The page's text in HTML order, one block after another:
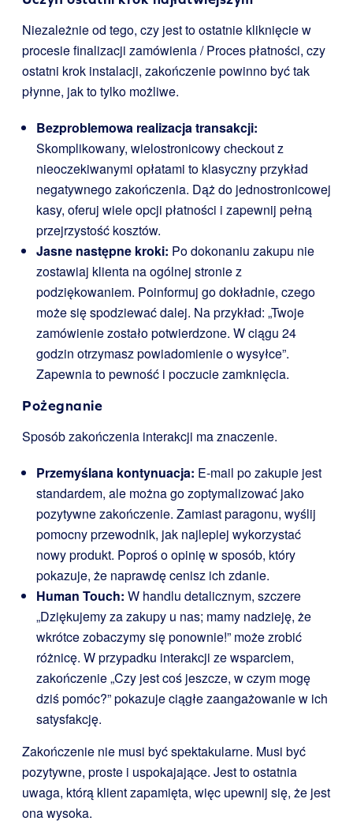
Niezależnie od tego, czy jest to ostatnie kliknięcie w
procesie finalizacji zamówienia / Proces płatności, czy
ostatni krok instalacji, zakończenie powinno być tak
płynne, jak to tylko możliwe.
Bezproblemowa realizacja transakcji:
Skomplikowany, wielostronicowy checkout z
nieoczekiwanymi opłatami to klasyczny przykład
negatywnego zakończenia. Dąż do jednostronicowej
kasy, oferuj wiele opcji płatności i zapewnij pełną
przejrzystość kosztów.
Jasne następne kroki: Po dokonaniu zakupu nie
zostawiaj klienta na ogólnej stronie z
podziękowaniem. Poinformuj go dokładnie, czego
może się spodziewać dalej. Na przykład: „Twoje
zamówienie zostało potwierdzone. W ciągu 24
godzin otrzymasz powiadomienie o wysyłce”.
Zapewnia to pewność i poczucie zamknięcia.
Pożegnanie
Sposób zakończenia interakcji ma znaczenie.
Przemyślana kontynuacja: E-mail po zakupie jest
standardem, ale można go zoptymalizować jako
pozytywne zakończenie. Zamiast paragonu, wyślij
pomocny przewodnik, jak najlepiej wykorzystać
nowy produkt. Poproś o opinię w sposób, który
pokazuje, że naprawdę cenisz ich zdanie.
Human Touch: W handlu detalicznym, szczere
„Dziękujemy za zakupy u nas; mamy nadzieję, że
wkrótce zobaczymy się ponownie!” może zrobić
różnicę. W przypadku interakcji ze wsparciem,
zakończenie „Czy jest coś jeszcze, w czym mogę
dziś pomóc?” pokazuje ciągłe zaangażowanie w ich
satysfakcję.
Zakończenie nie musi być spektakularne. Musi być
pozytywne, proste i uspokajające. Jest to ostatnia
uwaga, którą klient zapamięta, więc upewnij się, że jest
ona wysoka.